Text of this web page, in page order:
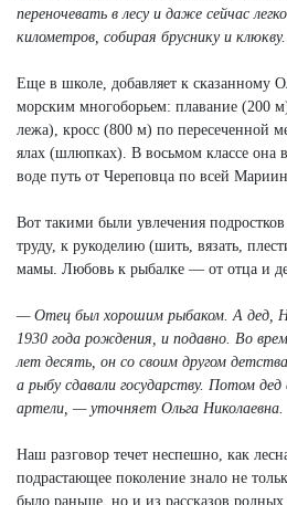
переночевать в лесу и даже сейчас
километров, собирая бруснику и клюкву.
Еще в школе, добавляет к сказанному
морским многоборьем: плавание (200
лежа), кросс (800 м) по пересеченной
ялах (шлюпках). В восьмом классе она
воде путь от Череповца по всей
Вот такими были увлечения
труду, к рукоделию (шить, вязать,
мамы. Любовь к рыбалке — от отца и
— Отец был хорошим рыбаком. А дед,
1930 года рождения, и подавно. Во
лет десять, он со своим другом
а рыбу сдавали государству. Потом
артели, — уточняет Ольга Николаевна.
Наш разговор течет неспешно, как
подрастающее поколение знало не
было раньше, но и из рассказов родных